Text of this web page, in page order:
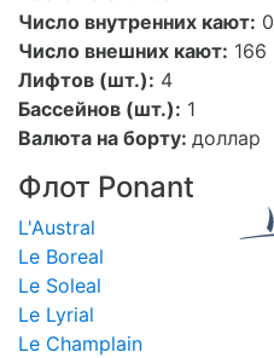
Число внутренних кают: 0
Число внешних кают: 166
Лифтов (шт.): 4
Бассейнов (шт.): 1
Валюта на борту: доллар
Флот Ponant
L'Austral
Le Boreal
Le Soleal
Le Lyrial
Le Champlain